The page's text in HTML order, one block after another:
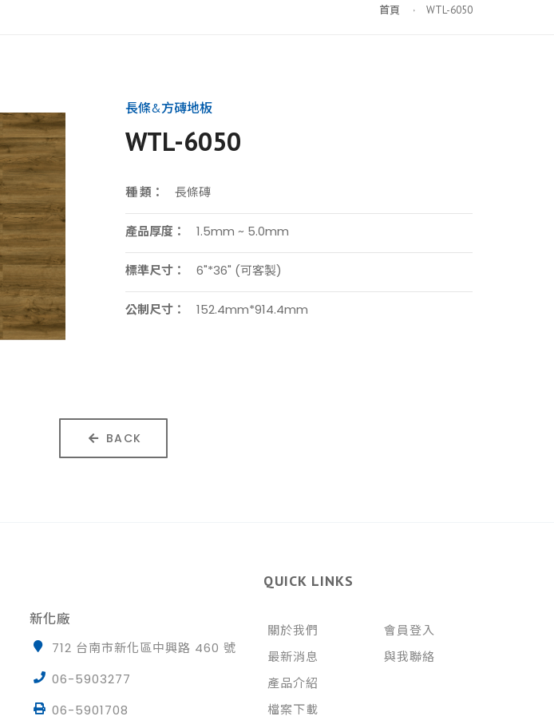
首頁 WTL-6050
長條&方磚地板
WTL-6050
種 類： 長條磚
產品厚度： 1.5mm ~ 5.0mm
標準尺寸： 6"*36" (可客製)
公制尺寸： 152.4mm*914.4mm
BACK
新化廠
712 台南市新化區中興路 460 號
06-5903277
06-5901708
QUICK LINKS
關於我們
最新消息
產品介紹
檔案下載
會員登入
與我聯絡